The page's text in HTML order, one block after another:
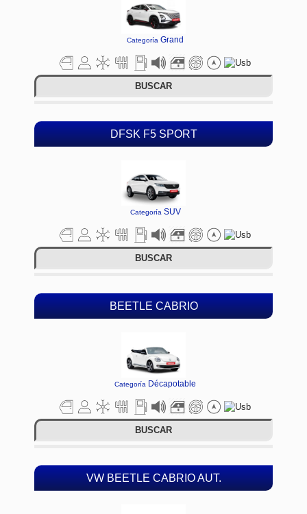
Categoría Grand
BUSCAR
DFSK F5 SPORT
Categoría SUV
BUSCAR
BEETLE CABRIO
Categoría Décapotable
BUSCAR
VW BEETLE CABRIO AUT.